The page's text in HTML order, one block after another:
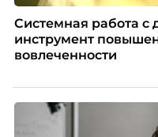
Системная работа с
инструмент
вовлеченности